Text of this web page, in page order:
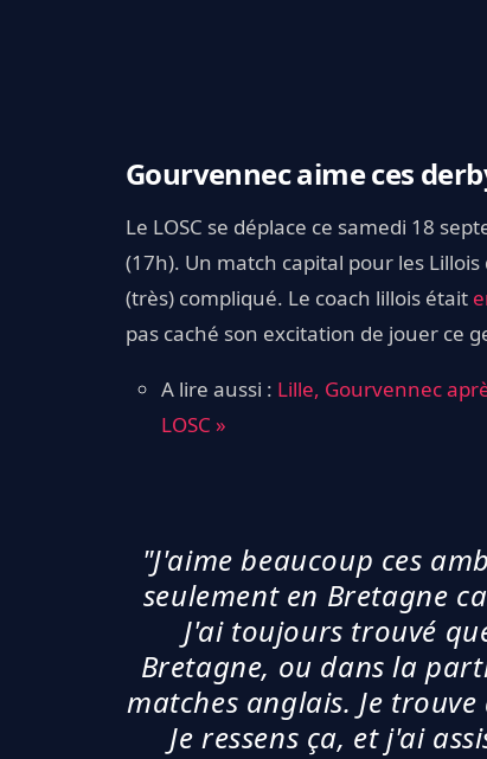
Gourvennec aime ces
Le LOSC se déplace ce samedi 18
(17h). Un match capital pour les
(très) compliqué. Le coach lillois était
pas caché son excitation de jouer ce
A lire aussi : Lille, Gourvennec
LOSC »
"J'aime beaucoup ces
seulement en Bretagne
J'ai toujours trouvé
Bretagne, ou dans la
matches anglais. Je
Je ressens ça, et j'ai